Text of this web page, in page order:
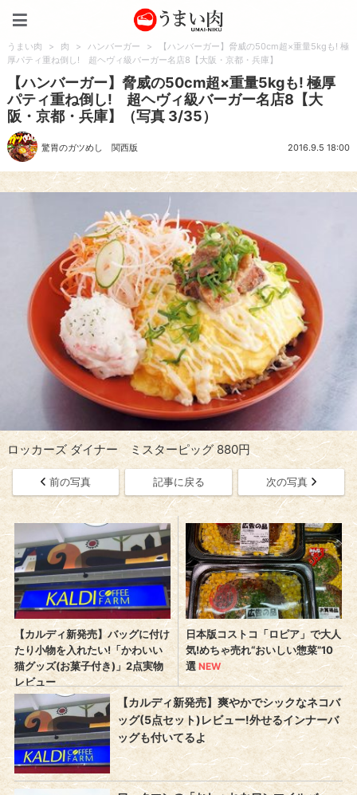
うまい肉 > 肉 > ハンバーガー >
【ハンバーガー】脅威の50cm超×重量5kgも! 極
厚パティ重ね倒し! 超ヘヴィ級バーガー名店8【大阪・京都・兵庫】
【ハンバーガー】脅威の50cm超×重量5kgも! 極厚
パティ重ね倒し! 超ヘヴィ級バーガー名店8【大
阪・京都・兵庫】（写真 3/35）
驚胃のガツめし 関西版 2016.9.5 18:00
ロッカーズ ダイナー ミスターピッグ 880円
前の写真 記事に戻る 次の写真